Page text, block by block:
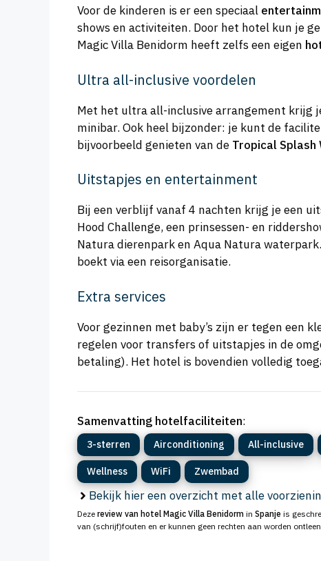
Voor de kinderen is er een speciaal
shows en activiteiten. Door het hotel kun je
Magic Villa Benidorm heeft zelfs een eigen
Ultra all-inclusive voordelen
Met het ultra all-inclusive arrangement krijg
minibar. Ook heel bijzonder: je kunt de
bijvoorbeeld genieten van de Tropical
Uitstapjes en entertainment
Bij een verblijf vanaf 4 nachten krijg je een
Hood Challenge, een prinsessen- en
Natura dierenpark en Aqua Natura
boekt via een reisorganisatie.
Extra services
Voor gezinnen met baby’s zijn er tegen een
regelen voor transfers of uitstapjes in de
betaling). Het hotel is bovendien volledig
Samenvatting hotelfaciliteiten:
3-sterren Airconditioning All-inclusive
Wellness WiFi Zwembad
Bekijk hier een overzicht met alle
Deze review van hotel Magic Villa Benidorm in Spanje is
van (schrijf)fouten en er kunnen geen rechten aan worden